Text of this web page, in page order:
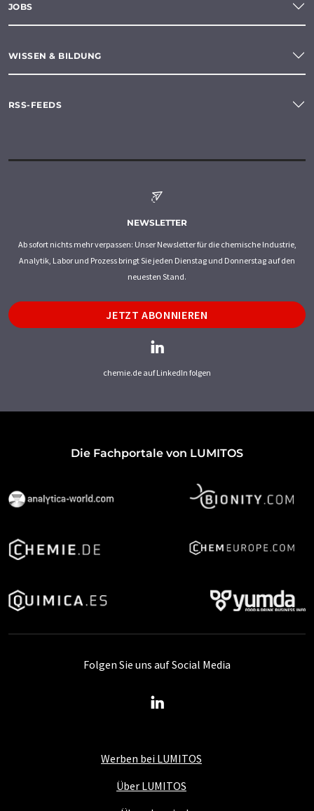
JOBS
WISSEN & BILDUNG
RSS-FEEDS
NEWSLETTER
Ab sofort nichts mehr verpassen: Unser Newsletter für die chemische Industrie,
Analytik, Labor und Prozess bringt Sie jeden Dienstag und Donnerstag auf den
neuesten Stand.
JETZT ABONNIEREN
chemie.de auf LinkedIn folgen
Die Fachportale von LUMITOS
Werben bei LUMITOS
Über LUMITOS
Folgen Sie uns auf Social Media